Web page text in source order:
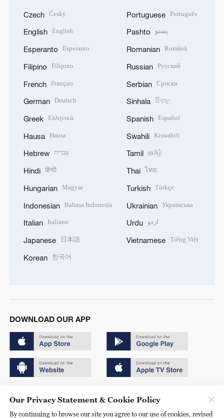
Czech Český
English English
Esperanto Esperanto
Filipino Filipino
French Français
German Deutsch
Greek Ελληνικά
Hausa Hausa
Hebrew עברית
Hindi हिन्दी
Hungarian Magyar
Indonesian Bahasa Indonesia
Italian Italiano
Japanese 日本語
Korean 한국어
Portuguese Português
Pashto پښتو
Romanian Română
Russian Русский
Serbian Српски
Sinhala සිංහල
Spanish Español
Swahili Kiswahili
Tamil தமிழ்
Thai ไทย
Turkish Türkçe
Ukrainian Українська
Urdu اردو
Vietnamese Tiếng Việt
DOWNLOAD OUR APP
京ICP备20000184号
Our Privacy Statement & Cookie Policy
By continuing to browse our site you agree to our use of cookies, revised